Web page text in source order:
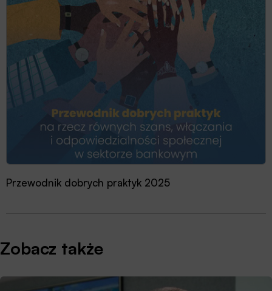
Przewodnik dobrych praktyk 2025
Zobacz także